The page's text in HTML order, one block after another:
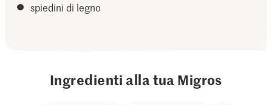
spiedini di legno
Ingredienti alla tua Migros